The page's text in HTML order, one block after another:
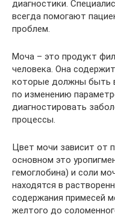
диагностики.
всегда помогают
проблем.
Моча – это продукт
человека. Она
которые должны быть
по изменению
диагностировать
процессы.
Цвет мочи зависит от
основном это
гемоглобина) и соли
находятся в
содержания примесей
желтого до